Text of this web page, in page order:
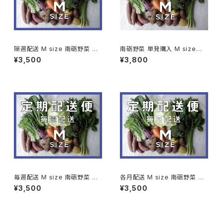
隔週配送 M size 南砺野菜 定
期配送便 (9〜11種類程度のお
野菜)
¥3,500
南砺野菜 単発購入 M size
(9〜11種類程度のお野菜)
¥3,800
毎週配送 M size 南砺野菜 定
期配送便 (9〜11種類程度のお
野菜)
¥3,500
各月配送 M size 南砺野菜 定
期配送便 (9〜11種類程度のお
野菜)
¥3,500